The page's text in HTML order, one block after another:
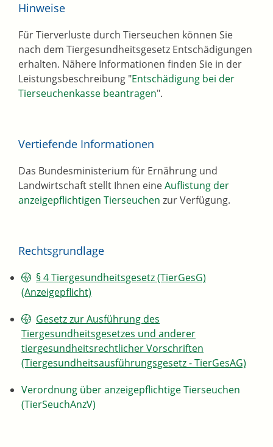
Hinweise
Für Tierverluste durch Tierseuchen können Sie
nach dem Tiergesundheitsgesetz Entschädigungen
erhalten. Nähere Informationen finden Sie in der
Leistungsbeschreibung "Entschädigung bei der
Tierseuchenkasse beantragen".
Vertiefende Informationen
Das Bundesministerium für Ernährung und
Landwirtschaft stellt Ihnen eineAuflistung der
anzeigepflichtigen Tierseuchen zur Verfügung.
Rechtsgrundlage
§ 4 Tiergesundheitsgesetz (TierGesG)
(Anzeigepflicht)
Gesetz zur Ausführung des
Tiergesundheitsgesetzes und anderer
tiergesundheitsrechtlicher Vorschriften
(Tiergesundheitsausführungsgesetz - TierGesAG)
Verordnung über anzeigepflichtige Tierseuchen
(TierSeuchAnzV)